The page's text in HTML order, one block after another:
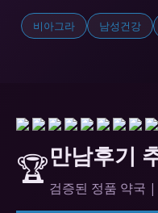
비아그라 남성건강
🏆만남후기
검증된 정품 약국